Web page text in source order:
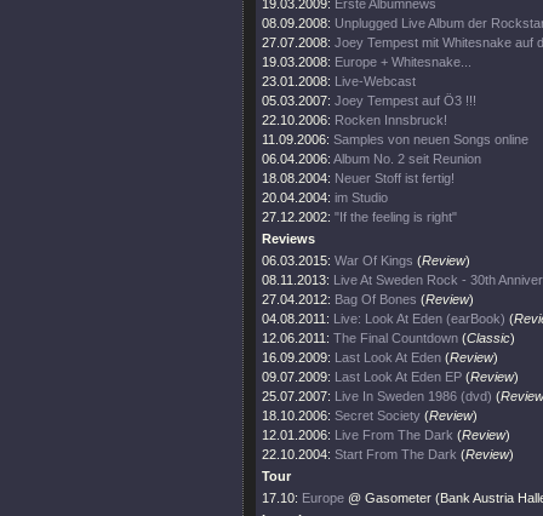
19.03.2009: Erste Albumnews
08.09.2008: Unplugged Live Album der
27.07.2008: Joey Tempest mit Whitesnake auf
19.03.2008: Europe + Whitesnake...
23.01.2008: Live-Webcast
05.03.2007: Joey Tempest auf Ö3 !!!
22.10.2006: Rocken Innsbruck!
11.09.2006: Samples von neuen Songs online
06.04.2006: Album No. 2 seit Reunion
18.08.2004: Neuer Stoff ist fertig!
20.04.2004: im Studio
27.12.2002: "If the feeling is right"
Reviews
06.03.2015: War Of Kings (Review)
08.11.2013: Live At Sweden Rock - 30th
27.04.2012: Bag Of Bones (Review)
04.08.2011: Live: Look At Eden (earBook) (
12.06.2011: The Final Countdown (Classic)
16.09.2009: Last Look At Eden (Review)
09.07.2009: Last Look At Eden EP (Review)
25.07.2007: Live In Sweden 1986 (dvd) (Review
18.10.2006: Secret Society (Review)
12.01.2006: Live From The Dark (Review)
22.10.2004: Start From The Dark (Review)
Tour
17.10: Europe @ Gasometer (Bank Austria